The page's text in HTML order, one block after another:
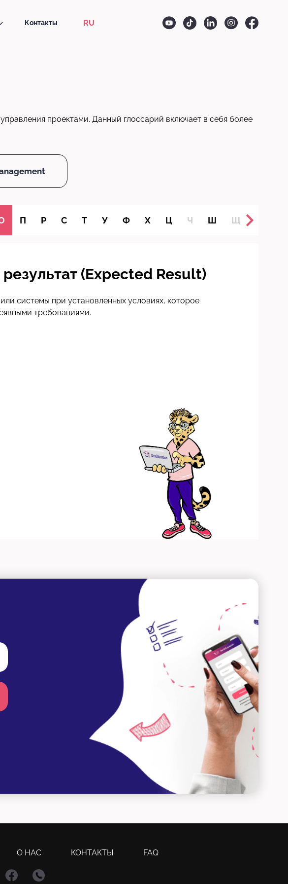
Контакты RU
проектами. Данный глоссарий включает в себя более
П Р С Т У Ф Х Ц Ч Ш Щ
(Expected Result)
системы при установленных условиях, которое
требованиями.
О НАС КОНТАКТЫ FAQ